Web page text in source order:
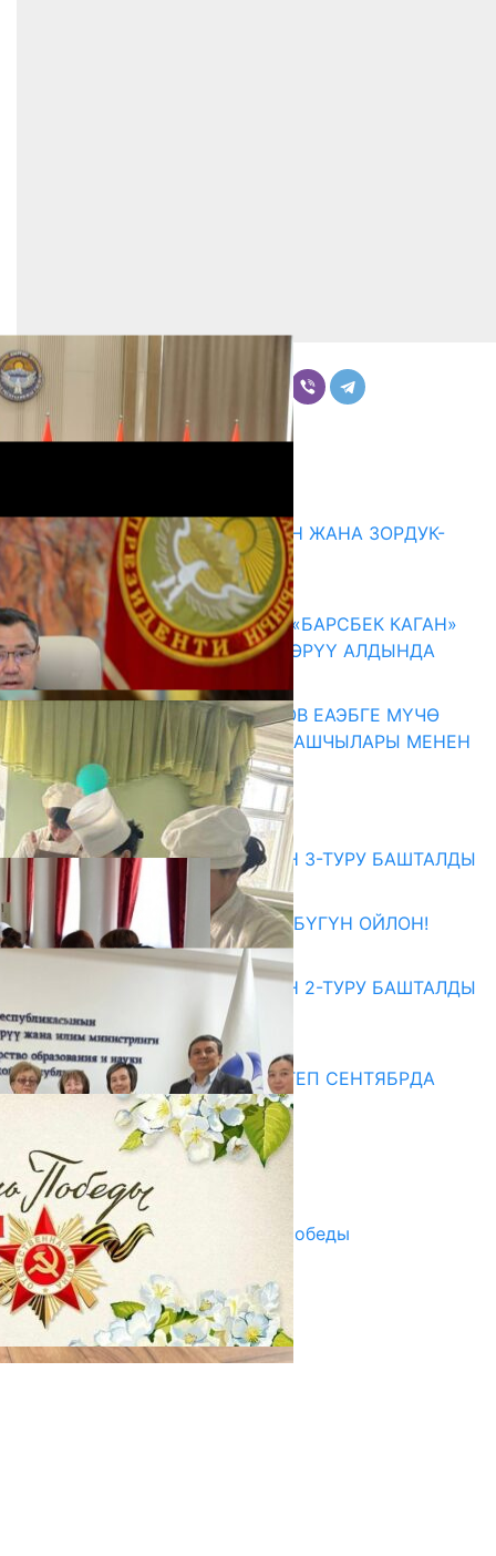
Комментарийлер
ГЕНДЕРДИК БАСМЫРЛООДОН ЖАНА ЗОРДУК-
ЗОМБУЛУКТАН КОРГОО
07.08.2026
КЫРГЫЗ ТАРЫХЫ ТАСМАДА: «БАРСБЕК КАГАН»
КӨРКӨМ ТАСМАСЫ ЖАРЫК КӨРҮҮ АЛДЫНДА
07.08.2026
ПРЕЗИДЕНТ САДЫР ЖАПАРОВ ЕАЭБГЕ МҮЧӨ
МАМЛЕКЕТТЕРДИН ӨКМӨТ БАШЧЫЛАРЫ МЕНЕН
ЖОЛУГУШТУ
07.08.2026
Абитуриент
ЖОЖДОРГО КАБЫЛ АЛУУНУН 3-ТУРУ БАШТАЛДЫ
27.07.2026
ӨЗҮҢДҮН КЕЛЕЧЕГИҢ ҮЧҮН БҮГҮН ОЙЛОН!
20.07.2026
ЖОЖДОРГО КАБЫЛ АЛУУНУН 2-ТУРУ БАШТАЛДЫ
20.07.2026
Медиа
СУЗАКТА 750 ОРУНДУУ МЕКТЕП СЕНТЯБРДА
ПАЙДАЛАНУУГА БЕРИЛЕТ
07.08.2025
Улуу Жеңиштин жандуу сөзү
29.04.2025
Награды в преддверии Дня Победы
29.04.2025